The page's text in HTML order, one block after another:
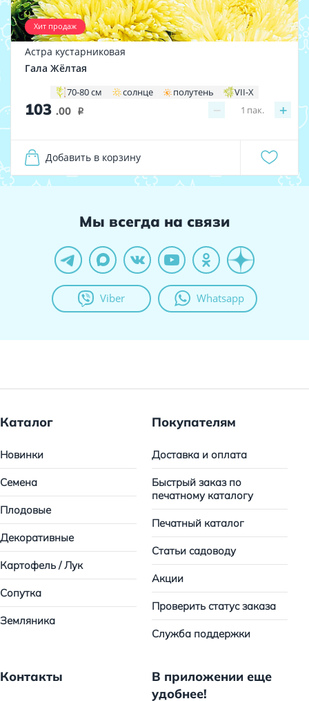
Хит продаж
Астра кустарниковая
Гала Жёлтая
70-80 см солнце полутень VII-X
103 .00 i − +
1 пак.
Добавить в корзину
Мы всегда на связи
Viber Whatsapp
Каталог
Новинки
Семена
Плодовые
Декоративные
Картофель / Лук
Сопутка
Земляника
Покупателям
Доставка и оплата
Быстрый заказ по
печатному каталогу
Печатный каталог
Статьи садоводу
Акции
Проверить статус заказа
Служба поддержки
Контакты
В приложении еще
удобнее!